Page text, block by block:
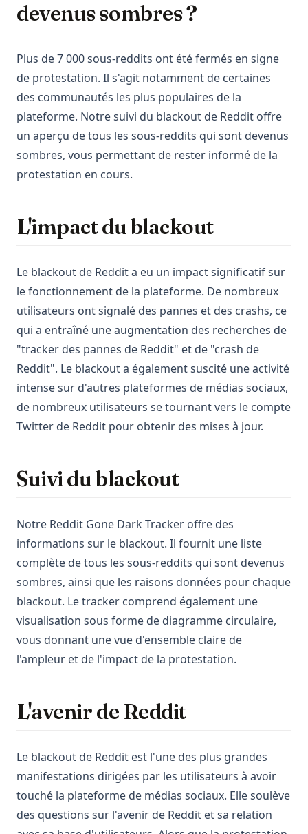
devenus sombres ?
Plus de 7 000 sous-reddits ont été fermés en signe
de protestation. Il s'agit notamment de certaines
des communautés les plus populaires de la
plateforme. Notre suivi du blackout de Reddit offre
un aperçu de tous les sous-reddits qui sont devenus
sombres, vous permettant de rester informé de la
protestation en cours.
L'impact du blackout
Le blackout de Reddit a eu un impact significatif sur
le fonctionnement de la plateforme. De nombreux
utilisateurs ont signalé des pannes et des crashs, ce
qui a entraîné une augmentation des recherches de
"tracker des pannes de Reddit" et de "crash de
Reddit". Le blackout a également suscité une activité
intense sur d'autres plateformes de médias sociaux,
de nombreux utilisateurs se tournant vers le compte
Twitter de Reddit pour obtenir des mises à jour.
Suivi du blackout
Notre Reddit Gone Dark Tracker offre des
informations sur le blackout. Il fournit une liste
complète de tous les sous-reddits qui sont devenus
sombres, ainsi que les raisons données pour chaque
blackout. Le tracker comprend également une
visualisation sous forme de diagramme circulaire,
vous donnant une vue d'ensemble claire de
l'ampleur et de l'impact de la protestation.
L'avenir de Reddit
Le blackout de Reddit est l'une des plus grandes
manifestations dirigées par les utilisateurs à avoir
touché la plateforme de médias sociaux. Elle soulève
des questions sur l'avenir de Reddit et sa relation